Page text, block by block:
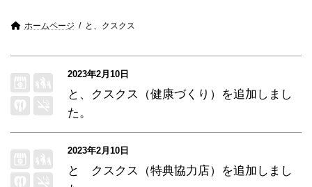
ホームページ と、クスクス
2023年2月10日
と、クスクス（健康づくり）
を追加しまし
た。
2023年2月10日
と クスクス（特典協力店）
を追加しまし